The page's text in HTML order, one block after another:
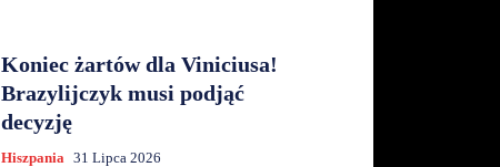
Koniec żartów dla Viniciusa!
Brazylijczyk musi podjąć
decyzję
Hiszpania 31 Lipca 2026